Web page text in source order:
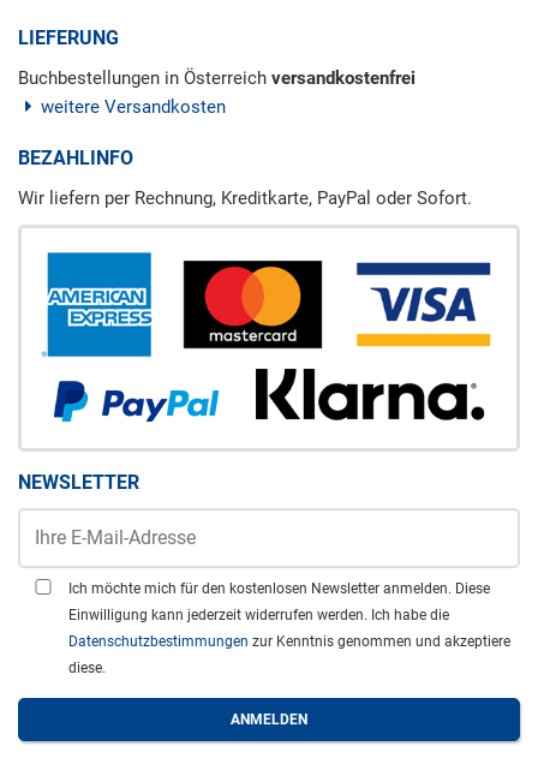
LIEFERUNG
Buchbestellungen in Österreich versandkostenfrei
weitere Versandkosten
BEZAHLINFO
Wir liefern per Rechnung, Kreditkarte, PayPal oder Sofort.
NEWSLETTER
Ich möchte mich für den kostenlosen Newsletter anmelden. Diese
Einwilligung kann jederzeit widerrufen werden. Ich habe die
Datenschutzbestimmungen zur Kenntnis genommen und akzeptiere
diese.